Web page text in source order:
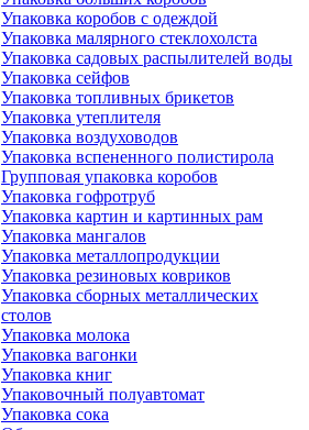
Упаковка коробов с одеждой
Упаковка малярного стеклохолста
Упаковка садовых распылителей воды
Упаковка сейфов
Упаковка топливных брикетов
Упаковка утеплителя
Упаковка воздуховодов
Упаковка вспененного полистирола
Групповая упаковка коробов
Упаковка гофротруб
Упаковка картин и картинных рам
Упаковка мангалов
Упаковка металлопродукции
Упаковка резиновых ковриков
Упаковка сборных металлических
столов
Упаковка молока
Упаковка вагонки
Упаковка книг
Упаковочный полуавтомат
Упаковка сока